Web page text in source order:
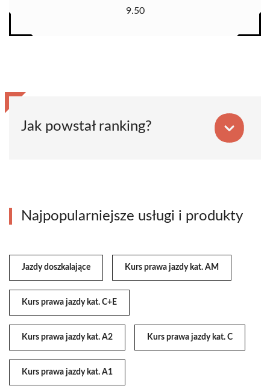
9.50
Jak powstał ranking?
Najpopularniejsze usługi i produkty
Jazdy doszkalające Kurs prawa jazdy kat. AM
Kurs prawa jazdy kat. C+E
Kurs prawa jazdy kat. A2 Kurs prawa jazdy kat. C
Kurs prawa jazdy kat. A1